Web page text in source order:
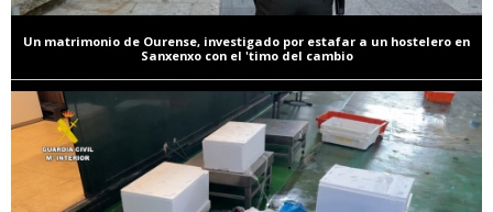
Un matrimonio de Ourense, investigado por estafar a un hostelero en
Sanxenxo con el 'timo del cambio